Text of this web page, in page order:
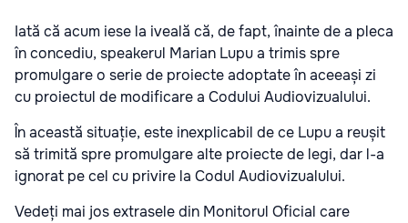
Iată că acum iese la iveală că, de fapt, înainte de a pleca
în concediu, speakerul Marian Lupu a trimis spre
promulgare o serie de proiecte adoptate în aceeași zi
cu proiectul de modificare a Codului Audiovizualului.
În această situație, este inexplicabil de ce Lupu a reușit
să trimită spre promulgare alte proiecte de legi, dar l-a
ignorat pe cel cu privire la Codul Audiovizualului.
Vedeți mai jos extrasele din Monitorul Oficial care